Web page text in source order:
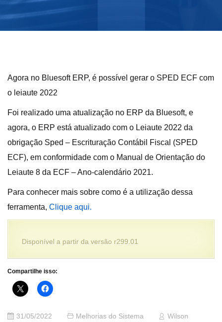
Agora no Bluesoft ERP, é possível gerar o SPED ECF com
o leiaute 2022
Foi realizado uma atualização no ERP da Bluesoft, e
agora, o ERP está atualizado com o Leiaute 2022 da
obrigação Sped – Escrituração Contábil Fiscal (SPED
ECF), em conformidade com o Manual de Orientação do
Leiaute 8 da ECF – Ano-calendário 2021.
Para conhecer mais sobre como é a utilização dessa
ferramenta, Clique aqui.
Disponível a partir da versão r299.01
Compartilhe isso:
31/05/2022 Melhorias do Sistema Wilson